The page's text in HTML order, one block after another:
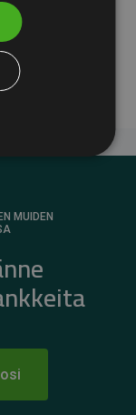
–
MUIDEN